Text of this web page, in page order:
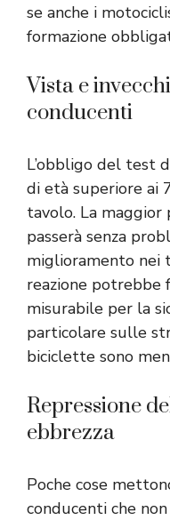
se anche i
formazione
Vista e
conducenti
L’obbligo del test
di età superiore ai
tavolo. La maggior
passerà senza
miglioramento nei
reazione potrebbe
misurabile per la
particolare sulle
biciclette sono
Repressione
ebbrezza
Poche cose
conducenti che